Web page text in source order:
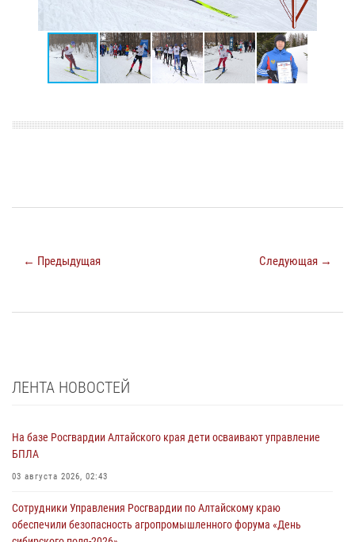
← Предыдущая Следующая →
ЛЕНТА НОВОСТЕЙ
На базе Росгвардии Алтайского края дети осваивают управление
БПЛА
03 августа 2026, 02:43
Сотрудники Управления Росгвардии по Алтайскому краю
обеспечили безопасность агропромышленного форума «День